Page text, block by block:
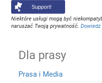
Support!
Niektóre usługi mogą być
naruszać Twoją prywatność.
Dla prasy
Prasa i Media